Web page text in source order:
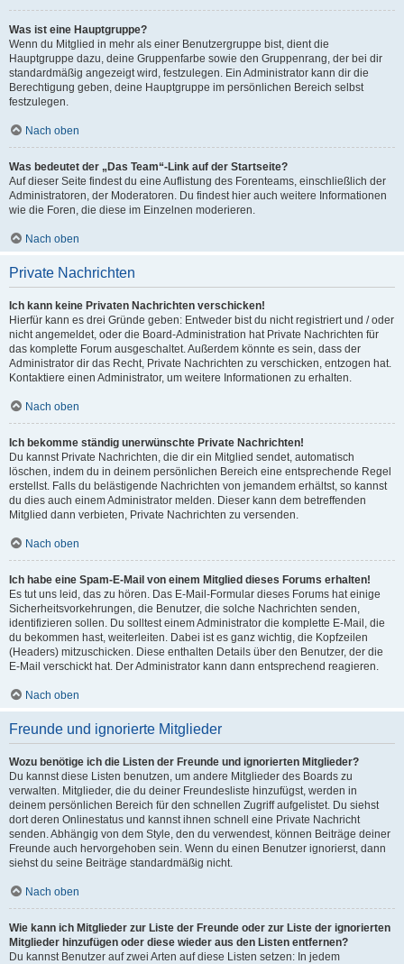
Was ist eine Hauptgruppe?
Wenn du Mitglied in mehr als einer Benutzergruppe bist, dient die
Hauptgruppe dazu, deine Gruppenfarbe sowie den Gruppenrang, der bei dir
standardmäßig angezeigt wird, festzulegen. Ein Administrator kann dir die
Berechtigung geben, deine Hauptgruppe im persönlichen Bereich selbst
festzulegen.
Nach oben
Was bedeutet der „Das Team“-Link auf der Startseite?
Auf dieser Seite findest du eine Auflistung des Forenteams, einschließlich der
Administratoren, der Moderatoren. Du findest hier auch weitere Informationen
wie die Foren, die diese im Einzelnen moderieren.
Nach oben
Private Nachrichten
Ich kann keine Privaten Nachrichten verschicken!
Hierfür kann es drei Gründe geben: Entweder bist du nicht registriert und / oder
nicht angemeldet, oder die Board-Administration hat Private Nachrichten für
das komplette Forum ausgeschaltet. Außerdem könnte es sein, dass der
Administrator dir das Recht, Private Nachrichten zu verschicken, entzogen hat.
Kontaktiere einen Administrator, um weitere Informationen zu erhalten.
Nach oben
Ich bekomme ständig unerwünschte Private Nachrichten!
Du kannst Private Nachrichten, die dir ein Mitglied sendet, automatisch
löschen, indem du in deinem persönlichen Bereich eine entsprechende Regel
erstellst. Falls du belästigende Nachrichten von jemandem erhältst, so kannst
du dies auch einem Administrator melden. Dieser kann dem betreffenden
Mitglied dann verbieten, Private Nachrichten zu versenden.
Nach oben
Ich habe eine Spam-E-Mail von einem Mitglied dieses Forums erhalten!
Es tut uns leid, das zu hören. Das E-Mail-Formular dieses Forums hat einige
Sicherheitsvorkehrungen, die Benutzer, die solche Nachrichten senden,
identifizieren sollen. Du solltest einem Administrator die komplette E-Mail, die
du bekommen hast, weiterleiten. Dabei ist es ganz wichtig, die Kopfzeilen
(Headers) mitzuschicken. Diese enthalten Details über den Benutzer, der die
E-Mail verschickt hat. Der Administrator kann dann entsprechend reagieren.
Nach oben
Freunde und ignorierte Mitglieder
Wozu benötige ich die Listen der Freunde und ignorierten Mitglieder?
Du kannst diese Listen benutzen, um andere Mitglieder des Boards zu
verwalten. Mitglieder, die du deiner Freundesliste hinzufügst, werden in
deinem persönlichen Bereich für den schnellen Zugriff aufgelistet. Du siehst
dort deren Onlinestatus und kannst ihnen schnell eine Private Nachricht
senden. Abhängig von dem Style, den du verwendest, können Beiträge deiner
Freunde auch hervorgehoben sein. Wenn du einen Benutzer ignorierst, dann
siehst du seine Beiträge standardmäßig nicht.
Nach oben
Wie kann ich Mitglieder zur Liste der Freunde oder zur Liste der ignorierten
Mitglieder hinzufügen oder diese wieder aus den Listen entfernen?
Du kannst Benutzer auf zwei Arten auf diese Listen setzen: In jedem